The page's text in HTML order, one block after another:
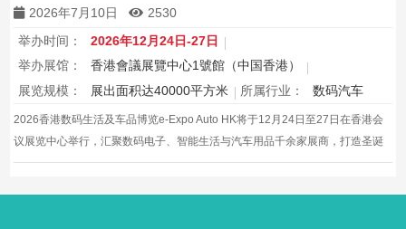
2026年7月10日
2530
举办时间：
2026年12月24日-27日
举办展馆：
香港會議展覽中心1號館（中国香港）
展览规模：
展出面积达40000平方米 所属行业： 数码汽车
2026香港数码生活及车品博览e-Expo Auto HK将于12月24日至27日在香港会
议展览中心举行，汇聚数码电子、智能生活与汽车用品千余家展商，打造圣诞
黄金档科技车品一站式采购盛会，欢迎观众与买家到场体验交流，共赴年度科